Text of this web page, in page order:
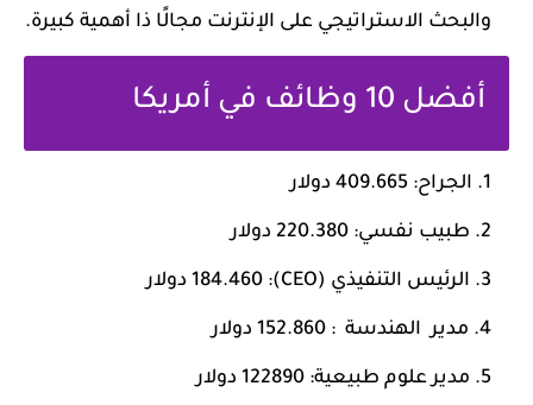
والبحث الاستراتيجي على الإنترنت مجالًا ذا أهمية كبيرة.
أفضل 10 وظائف في أمريكا
الجراح: 409.665 دولار
طبيب نفسي: 220.380 دولار
الرئيس التنفيذي (CEO): 184.460 دولار
مدير الهندسة : 152.860 دولار
مدير علوم طبيعية: 122890 دولار